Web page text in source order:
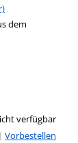
dem
verfügbar
Vorbestellen